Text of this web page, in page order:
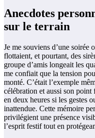
Anecdotes
sur le terrain
Je me souviens d’une soirée
flottaient, et pourtant, des
groupe d’amis longeait les
me confiait que la tension
monté. C’était l’exemple
célébration et aussi son
en deux heures si les gestes
inattendue. Cette mémoire
privilégient une présence
l’esprit festif tout en